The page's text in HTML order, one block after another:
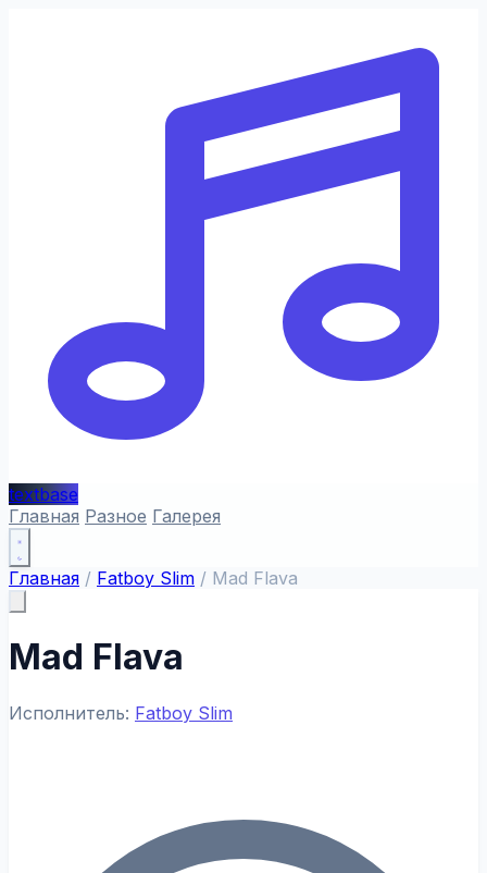
textbase
Главная Разное Галерея
Главная / Fatboy Slim / Mad Flava
Mad Flava
Исполнитель: Fatboy Slim